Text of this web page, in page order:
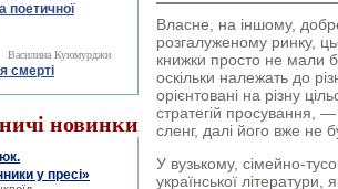
поетичної
Василина Куюмурджи
смерті
новинки
у пресі»
Власне, на іншому,
розгалуженому ринку,
книжки просто не мали
оскільки належать до
орієнтовані на різну
стратегій просування,
сленг, далі його вже не
У вузькому, сімейно-
української